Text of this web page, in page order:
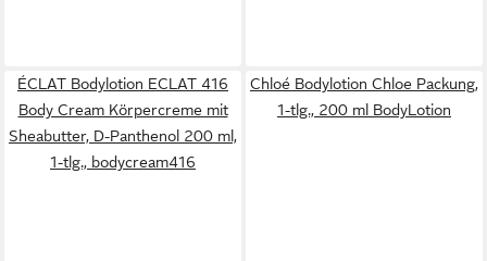
ÉCLAT Bodylotion ECLAT 416
Body Cream Körpercreme mit
Sheabutter, D-Panthenol 200 ml,
1-tlg., bodycream416
Chloé Bodylotion Chloe Packung,
1-tlg., 200 ml BodyLotion